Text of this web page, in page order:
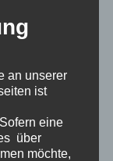
an unserer
ist
eine
über
möchte,